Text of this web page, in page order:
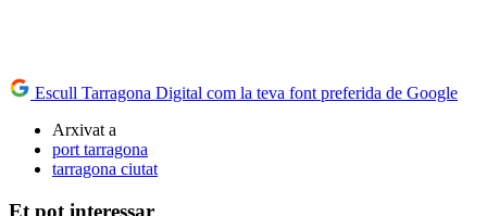
Escull Tarragona Digital com la teva font preferida de Google
Arxivat a
port tarragona
tarragona ciutat
Et pot interessar